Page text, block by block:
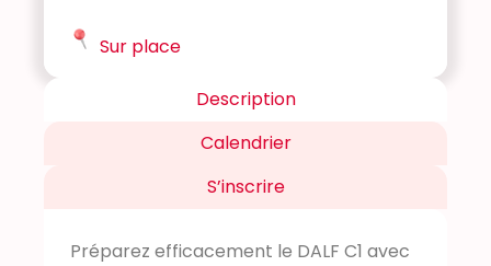
Sur place
Description
Calendrier
S’inscrire
Préparez efficacement le DALF C1 avec